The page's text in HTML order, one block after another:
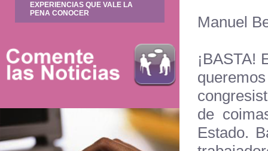
EXPERIENCIAS QUE VALE LA
PENA CONOCER
Manuel
¡BASTA!
de
Estado.